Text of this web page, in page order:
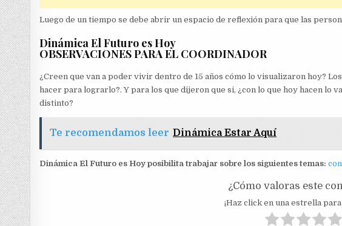
Luego de un tiempo se debe abrir un espacio de reflexión para que las
Dinámica El Futuro es Hoy
OBSERVACIONES PARA EL COORDINADOR
¿Creen que van a poder vivir dentro de 15 años cómo lo visualizaron hoy?
hacer para lograrlo?. Y para los que dijeron que si, ¿con lo que hoy hacen lo
distinto?
Te recomendamos leer Dinámica Estar Aquí
Dinámica El Futuro es Hoy posibilita trabajar sobre los siguientes temas:
¿Cómo valoras este
¡Haz click en una estrella